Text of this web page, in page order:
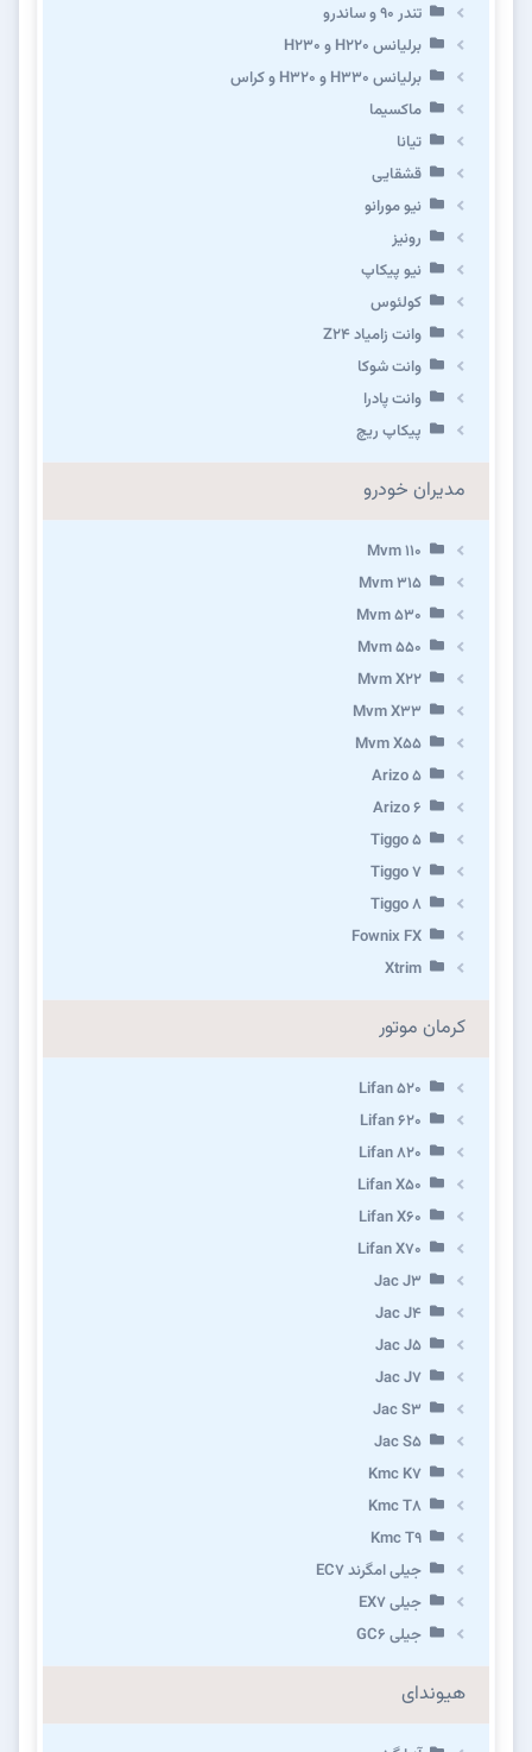
تندر ۹۰ و ساندرو
برلیانس H220 و H230
برلیانس H330 و H320 و کراس
ماکسیما
تیانا
قشقایی
نیو مورانو
رونیز
نیو پیکاپ
كولئوس
وانت زامیاد Z24
وانت شوکا
وانت پادرا
پیکاپ ریچ
مدیران خودرو
Mvm 110
Mvm 315
Mvm 530
Mvm 550
Mvm X22
Mvm X33
Mvm X55
Arizo 5
Arizo 6
Tiggo 5
Tiggo 7
Tiggo 8
Fownix FX
Xtrim
کرمان موتور
Lifan 520
Lifan 620
Lifan 820
Lifan X50
Lifan X60
Lifan X70
Jac J3
Jac J4
Jac J5
Jac J7
Jac S3
Jac S5
Kmc K7
Kmc T8
Kmc T9
جیلی امگرند EC7
جیلی EX7
جیلی GC6
هیوندای